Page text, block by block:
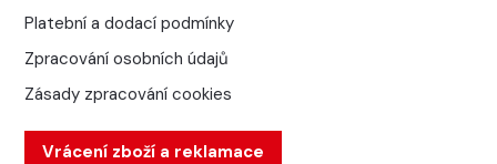
Platební a dodací podmínky
Zpracování osobních údajů
Zásady zpracování cookies
Vrácení zboží a reklamace